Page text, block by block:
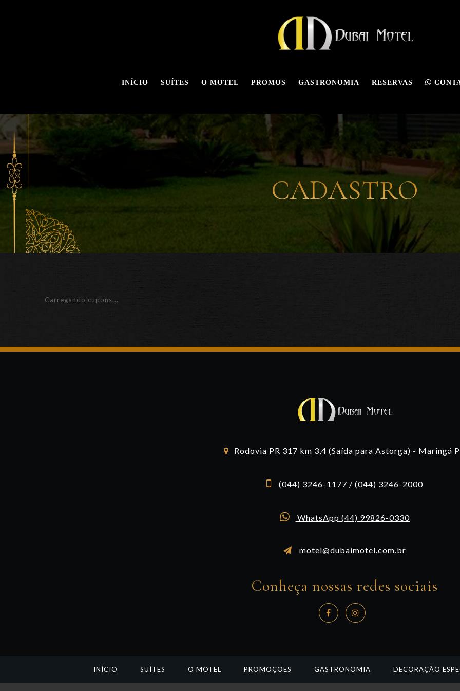
INÍCIO SUÍTES O MOTEL PROMOS GASTRONOMIA RESERVAS
CADASTRO
Carregando cupons...
Rodovia PR 317 km 3,4 (Saída para Astorga) - Maringá
(044) 3246-1177 / (044) 3246-2000
WhatsApp (44) 99826-0330
motel@dubaimotel.com.br
Conheça nossas redes sociais
INÍCIO SUÍTES O MOTEL PROMOÇÕES GASTRONOMIA DECORAÇÃO